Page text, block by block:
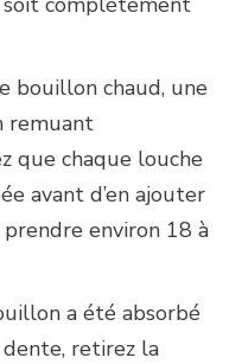
bouillon chaud, une
remuant
que chaque louche
avant d’en ajouter
environ 18 à
a été absorbé
retirez la